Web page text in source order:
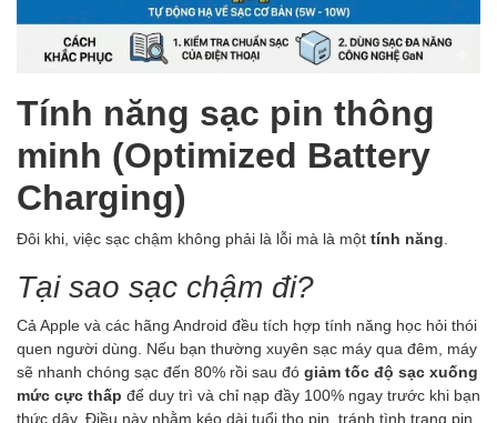
Tính năng sạc pin thông
minh (Optimized Battery
Charging)
Đôi khi, việc sạc chậm không phải là lỗi mà là một tính năng
Tại sao sạc chậm đi?
Cả Apple và các hãng Android đều tích hợp tính năng học hỏi thói
quen người dùng. Nếu bạn thường xuyên sạc máy qua đêm, máy
sẽ nhanh chóng sạc đến 80% rồi sau đó giảm tốc độ sạc xuống
mức cực thấp để duy trì và chỉ nạp đầy 100% ngay trước khi bạn
thức dậy. Điều này nhằm kéo dài tuổi thọ pin, tránh tình trạng pin